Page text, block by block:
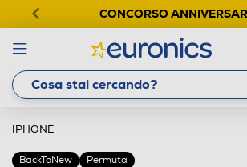
CONCORSO
IPHONE
BackToNew Permuta